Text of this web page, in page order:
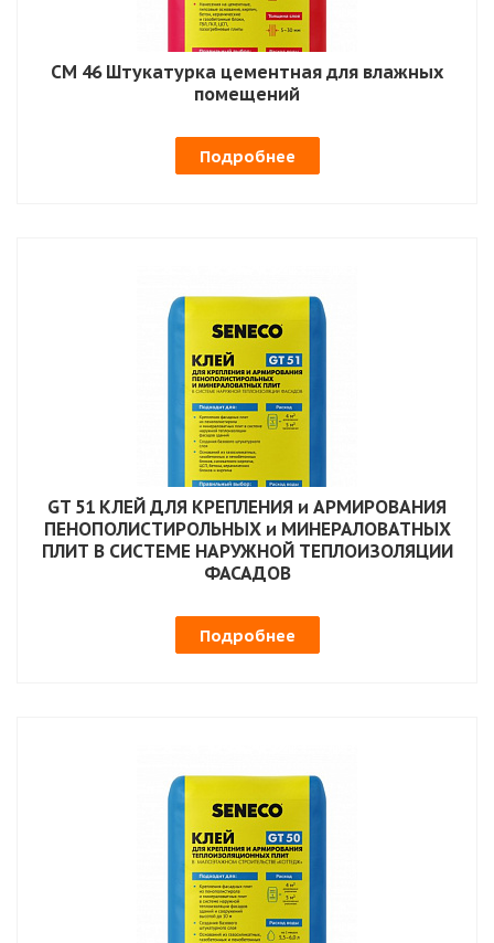
СМ 46 Штукатурка цементная для влажных
помещений
Подробнее
GT 51 КЛЕЙ ДЛЯ КРЕПЛЕНИЯ и АРМИРОВАНИЯ
ПЕНОПОЛИСТИРОЛЬНЫХ и МИНЕРАЛОВАТНЫХ
ПЛИТ В СИСТЕМЕ НАРУЖНОЙ ТЕПЛОИЗОЛЯЦИИ
ФАСАДОВ
Подробнее